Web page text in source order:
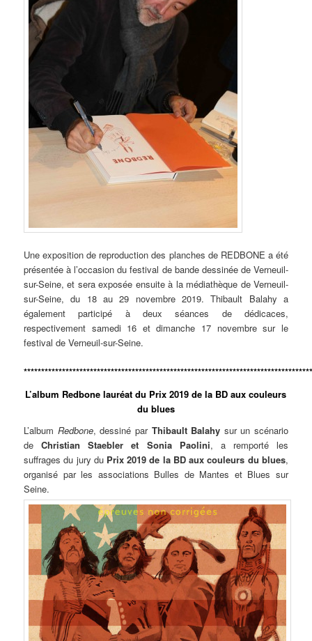
Une exposition de reproduction des planches de REDBONE a été
présentée à l’occasion du festival de bande dessinée de Verneuil-
sur-Seine, et sera exposée ensuite à la médiathèque de Verneuil-
sur-Seine, du 18 au 29 novembre 2019. Thibault Balahy a
également participé à deux séances de dédicaces,
respectivement samedi 16 et dimanche 17 novembre sur le
festival de Verneuil-sur-Seine.
L’album Redbone lauréat du Prix 2019 de la BD aux couleurs
du blues
L’album Redbone, dessiné par Thibault Balahy sur un scénario
deChristian Staebler et Sonia Paolini, a remporté les
suffrages du jury du Prix 2019 de la BD aux couleurs du blues,
organisé par les associations Bulles de Mantes et Blues sur
Seine.